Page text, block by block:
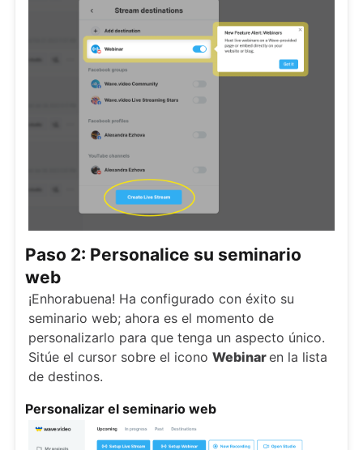
Paso 2: Personalice su seminario
web
¡Enhorabuena! Ha configurado con éxito su
seminario web; ahora es el momento de
personalizarlo para que tenga un aspecto único.
Sitúe el cursor sobre el icono Webinaren la lista
de destinos.
Personalizar el seminario web